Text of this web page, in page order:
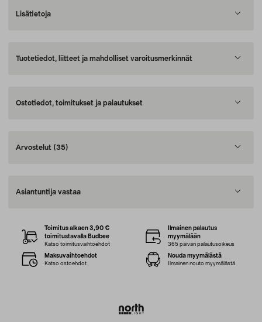
Lisätietoja
Tuotetiedot, liitteet ja mahdolliset varoitusmerkinnät
Ostotiedot, toimitukset ja palautukset
Arvostelut (35)
Asiantuntija vastaa
Toimitus alkaen 3,90 €
toimitustavalla Budbee
Katso toimitusvaihtoehdot
Ilmainen palautus
myymälään
365 päivän palautusoikeus
Maksuvaihtoehdot
Katso ostoehdot
Nouda myymälästä
Ilmainen nouto myymälästä